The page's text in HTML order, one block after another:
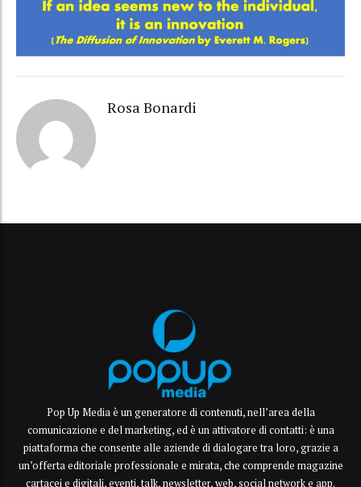
Rosa Bonardi
Pop Up Media è un generatore di contenuti, nell’area della
comunicazione e del marketing, ed è un attivatore di contatti: è una
piattaforma che consente alle aziende di dialogare tra loro, grazie a
un’offerta editoriale professionale e mirata, che comprende magazine
cartacei e digitali, eventi, talk, newsletter, web, social network e app.